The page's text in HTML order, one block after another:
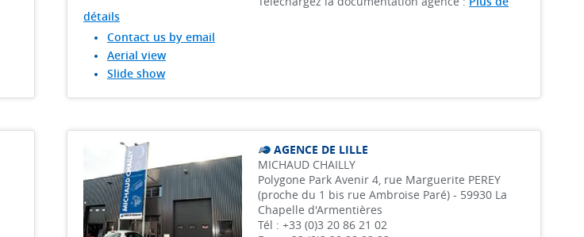
détails
Contact us by email
Aerial view
Slide show
AGENCE DE LILLE
MICHAUD CHAILLY
Polygone Park Avenir 4, rue Marguerite PEREY
(proche du 1 bis rue Ambroise Paré) - 59930 La
Chapelle d'Armentières
Tél : +33 (0)3 20 86 21 02